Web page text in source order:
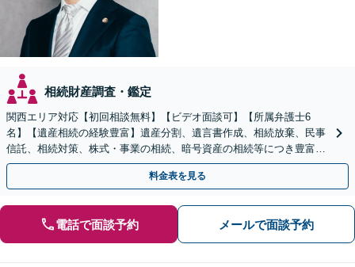
相続財産調査・鑑定
関西エリア対応【初回相談無料】【ビデオ面談可】【所属弁護士6
名】【遺産相続の経験豊富】遺産分割、遺言書作成、相続放棄、民事
信託、相続対策、株式・事業の相続、暗号資産の相続等につき豊富な
対応実績。【バリアフリー】【完全個室対応】
料金表を見る
電話で面談予約 メールで面談予約